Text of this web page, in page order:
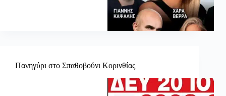
Πανηγύρι στο Σπαθοβούνι Κορινθίας